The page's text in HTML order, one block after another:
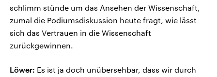
schlimm stünde um das Ansehen der Wissenschaft,
zumal die Podiumsdiskussion heute fragt, wie lässt
sich das Vertrauen in die Wissenschaft
zurückgewinnen.
Löwer: Es ist ja doch unübersehbar, dass wir durch